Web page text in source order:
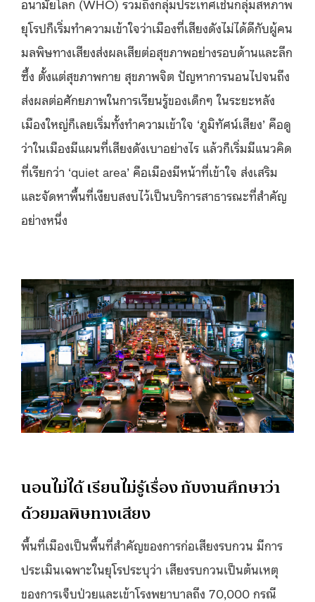
ยุโรปก็เริ่มทำความเข้าใจว่าเมืองที่เสียงดังไม่ได้ดีกับผู้คน
มลพิษทางเสียงส่งผลเสียต่อสุขภาพอย่างรอบด้านและลึก
ซึ้ง ตั้งแต่สุขภาพกาย สุขภาพจิต ปัญหาการนอนไปจนถึง
ส่งผลต่อศักยภาพในการเรียนรู้ของเด็กๆ ในระยะหลัง
เมืองใหญ่ก็เลยเริ่มทั้งทำความเข้าใจ ‘ภูมิทัศน์เสียง’ คือดู
ว่าในเมืองมีแผนที่เสียงดังเบาอย่างไร แล้วก็เริ่มมีแนวคิด
ที่เรียกว่า ‘quiet area’ คือเมืองมีหน้าที่เข้าใจ ส่งเสริม
และจัดหาพื้นที่เงียบสงบไว้เป็นบริการสาธารณะที่สำคัญ
อย่างหนึ่ง
นอนไม่ได้ เรียนไม่รู้เรื่อง กับงานศึกษาว่า
ด้วยมลพิษทางเสียง
พื้นที่เมืองเป็นพื้นที่สำคัญของการก่อเสียงรบกวน มีการ
ประเมินเฉพาะในยุโรประบุว่า เสียงรบกวนเป็นต้นเหตุ
ของการเจ็บป่วยและเข้าโรงพยาบาลถึง 70,000 กรณี